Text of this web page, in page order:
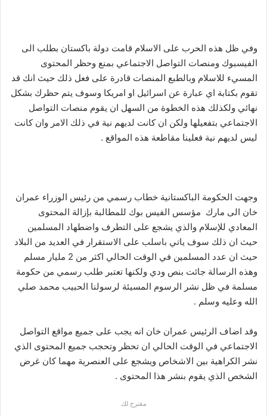
وفي ظل هذه الحرب على الاسلام قامت دولة باكستان بطلب الى
الفيسبوك ومنصات التواصل الاجتماعي بمنع وحظر المحتوى
المسيء للاسلام وبالطبع المنصات قادرة على فعل ذلك حيث انك قد
تقوم بكتابة اي عبارة عن اسرائيل او امريكا وسوف يتم حظرك بشكل
نهائي ولكذلك هذه الخطوة من السهل ان يقوم منصات التواصل
الاجتماعي بتفعيلها ولكن ان كانت لديهم نية في ذلك الامر وان كانت
ليس لديهم نية فعلينا مقاطعة هذه المواقع .
وجهت الحكومة الباكستانية خطاب رسمي من رئيس الوزراء عمران
خان الى مارك مؤسس الفيس بوك للمطالبة بإزالة المحتوى
المعادي للإسلام والذي يشجع على التطرف واضطهاد المسلمين
حيث ان ذلك سوف ياتي باسلب على الاستقرار في العديد من البلاد
حيث ان عدد المسلمين في الوقت الحالي اكثر من 2 مليار مسلم
وهذه الرسالة جائت بنص ودي ولكنها تعتبر طلب رسمي من حكومة
مسلمة في ظل نشر الرسوم المسيئة لرسولنا الحبيب محمد صلي
الله وعليه وسلم .
وقد اضاف الرئيس عمران خان انه يجب على جميع مواقع التواصل
الاجتماعي في الوقت الحالي ان تحظر وتحجب جميع المحتوى الذي
نشر الكراهية بين الاشخاص ويشجع على العنصرية مهما كان غرض
الشخص الذي يقوم بنشر هذا المحتوى .
مقترح لك